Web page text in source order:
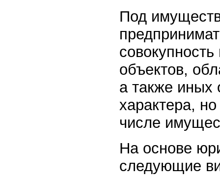
Под
объектов,
а также иных
характера,
числе
На основе
следующие